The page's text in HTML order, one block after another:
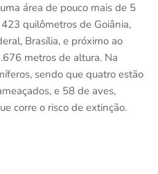
área de pouco mais de 5
quilômetros de Goiânia,
Brasília, e próximo ao
metros de altura. Na
sendo que quatro estão
e 58 de aves,
corre o risco de extinção.